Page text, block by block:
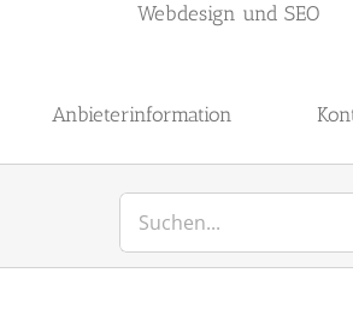
Webdesign und SEO
Anbieterinformation
Suche
nach: